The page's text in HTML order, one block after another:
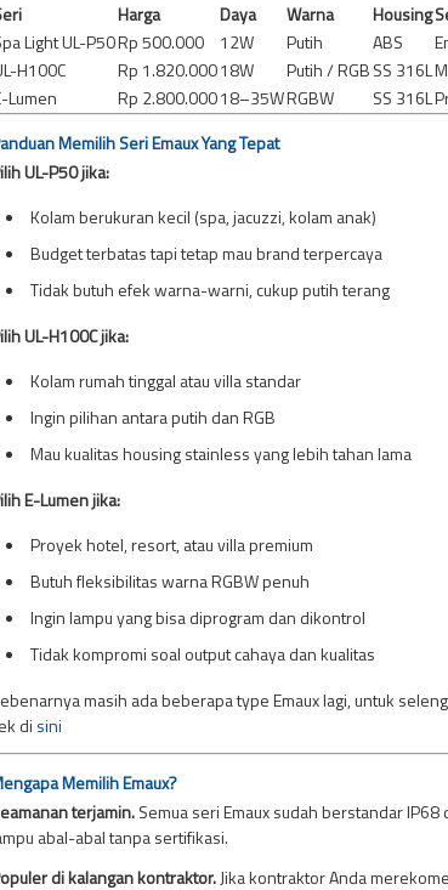
Harga Daya Warna Housing
Light UL-P50Rp 500.000 12W Putih ABS
H100C
Rp 1.820.00018W Putih / RGBSS 316L
Lumen
Rp 2.800.00018–35WRGBW SS 316L
Memilih Seri Emaux Yang Tepat
UL-P50 jika:
Kolam berukuran kecil (spa, jacuzzi, kolam anak)
Budget terbatas tapi tetap mau brand terpercaya
Tidak butuh efek warna-warni, cukup putih terang
UL-H100C jika:
Kolam rumah tinggal atau villa standar
Ingin pilihan antara putih dan RGB
Mau kualitas housing stainless yang lebih tahan lama
E-Lumen jika:
Proyek hotel, resort, atau villa premium
Butuh fleksibilitas warna RGBW penuh
Ingin lampu yang bisa diprogram dan dikontrol
Tidak kompromi soal output cahaya dan kualitas
masih ada beberapa type Emaux lagi, untuk
di sini
Memilih Emaux?
terjamin.Semua seri Emaux sudah berstandar
abal-abal tanpa sertifikasi.
di kalangan kontraktor.Jika kontraktor Anda